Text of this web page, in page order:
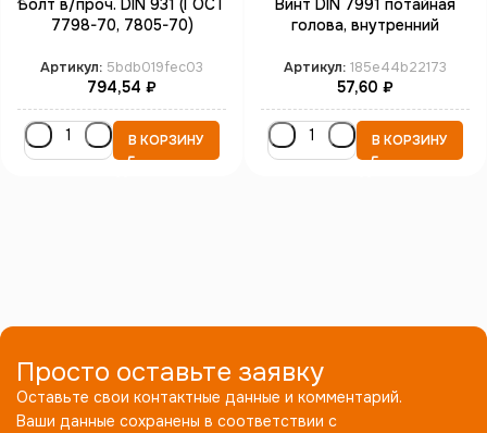
Болт в/проч. DIN 931 (ГОСТ
7798-70, 7805-70)
кл.пр.10.9 бп
Артикул: 5bdb019fec03
794,54 ₽
В КОРЗИНУ
Винт DIN 7991 потайная
голова, внутренний
кл.пр. 10.9 бп
Артикул: 185e44b22173
57,60 ₽
В КОРЗИНУ
Просто оставьте заявку
Оставьте свои контактные данные и комментарий.
Ваши данные сохранены в соответствии с